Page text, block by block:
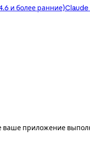
и более ранние)Claude
приложение